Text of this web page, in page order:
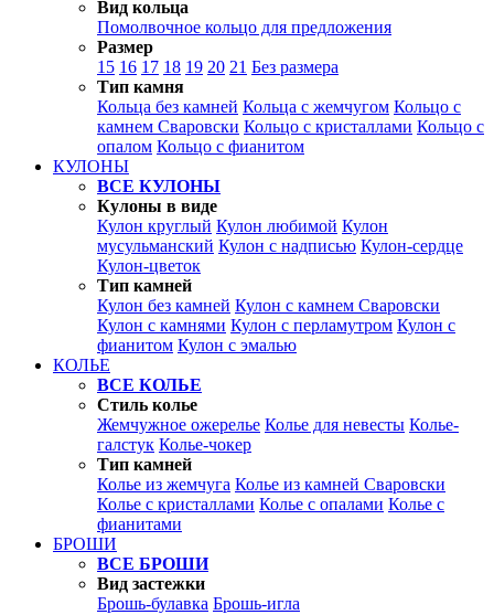
Вид кольца
Помолвочное кольцо для предложения
Размер
15 16 17 18 19 20 21 Без размера
Тип камня
Кольца без камней Кольца с жемчугом Кольцо с
камнем Сваровски Кольцо с кристаллами Кольцо с
опалом Кольцо с фианитом
КУЛОНЫ
ВСЕ КУЛОНЫ
Кулоны в виде
Кулон круглый Кулон любимой Кулон
мусульманский Кулон с надписью Кулон-сердце
Кулон-цветок
Тип камней
Кулон без камней Кулон с камнем Сваровски
Кулон с камнями Кулон с перламутром Кулон с
фианитом Кулон с эмалью
КОЛЬЕ
ВСЕ КОЛЬЕ
Стиль колье
Жемчужное ожерелье Колье для невесты Колье-
галстук Колье-чокер
Тип камней
Колье из жемчуга Колье из камней Сваровски
Колье с кристаллами Колье с опалами Колье с
фианитами
БРОШИ
ВСЕ БРОШИ
Вид застежки
Брошь-булавка Брошь-игла